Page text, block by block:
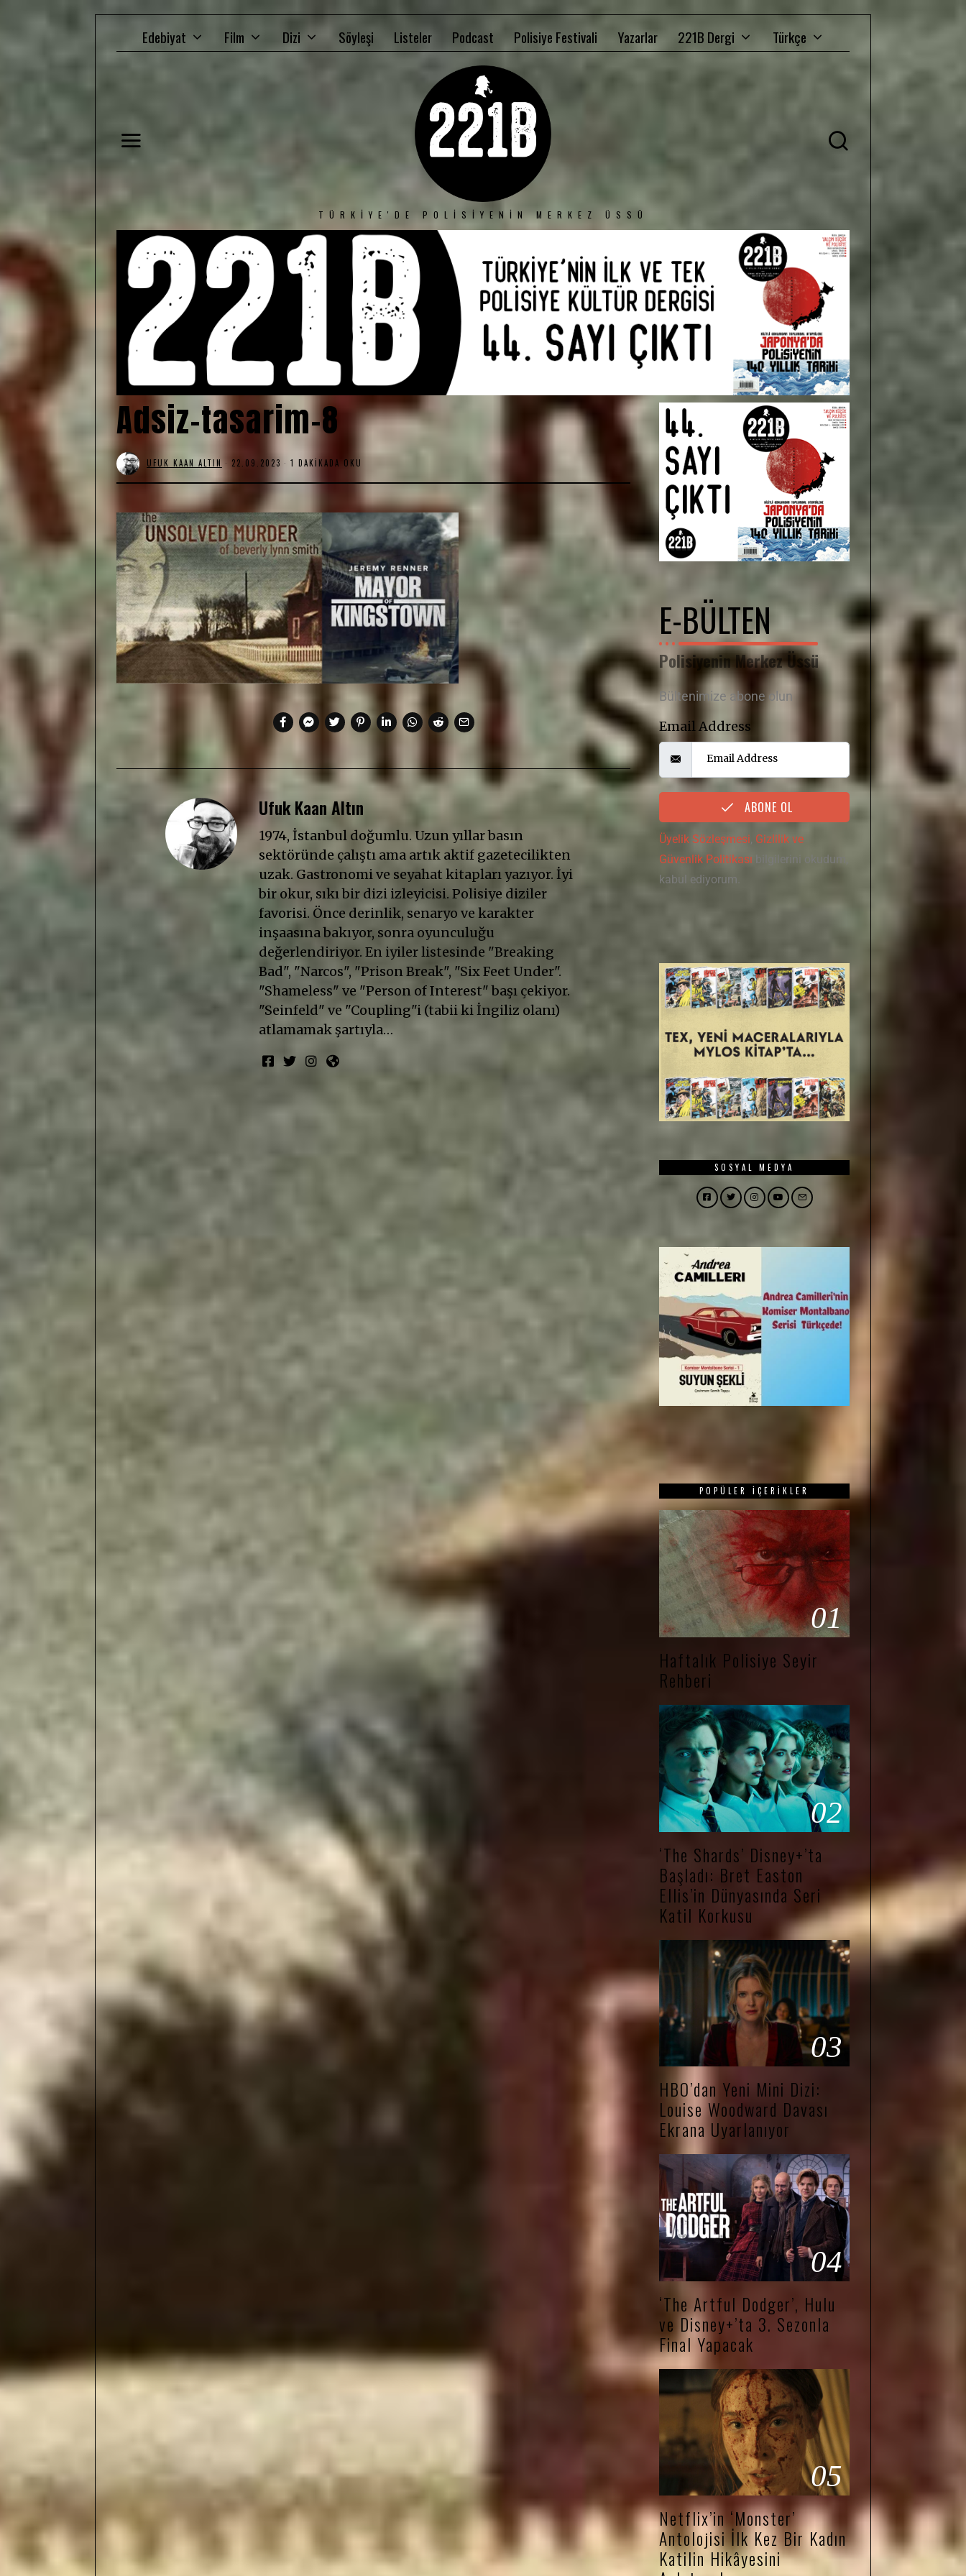
Edebiyat Film Dizi Söyleşi Listeler Podcast Polisiye Festivali Yazarlar 221B Dergi Türkçe
TÜRKIYE'DE POLISIYENIN MERKEZ ÜSSÜ
Adsiz-tasarim-8
UFUK KAAN ALTIN 22.09.2023 1 DAKIKADA OKU
Ufuk Kaan Altın
1974, İstanbul doğumlu. Uzun yıllar basın
sektöründe çalıştı ama artık aktif gazetecilikten
uzak. Gastronomi ve seyahat kitapları yazıyor. İyi
bir okur, sıkı bir dizi izleyicisi. Polisiye diziler
favorisi. Önce derinlik, senaryo ve karakter
inşaasına bakıyor, sonra oyunculuğu
değerlendiriyor. En iyiler listesinde "Breaking
Bad", "Narcos", "Prison Break", "Six Feet Under".
"Shameless" ve "Person of Interest" başı çekiyor.
"Seinfeld" ve "Coupling"i (tabii ki İngiliz olanı)
atlamamak şartıyla…
E-BÜLTEN
Polisiyenin Merkez Üssü
Bültenimize abone olun
Email Address
ABONE OL
Üyelik Sözleşmesi, Gizlilik ve
Güvenlik Politikası bilgilerini okudum,
kabul ediyorum.
SOSYAL MEDYA
Facebook
TwitterInstagram
YouTube
Email
POPÜLER İÇERIKLER
01
Haftalık Polisiye Seyir
Rehberi
02
‘The Shards’ Disney+’ta
Başladı: Bret Easton
Ellis’in Dünyasında Seri
Katil Korkusu
03
HBO’dan Yeni Mini Dizi:
Louise Woodward Davası
Ekrana Uyarlanıyor
04
‘The Artful Dodger’, Hulu
ve Disney+’ta 3. Sezonla
Final Yapacak
05
Netflix’in ‘Monster’
Antolojisi İlk Kez Bir Kadın
Katilin Hikâyesini